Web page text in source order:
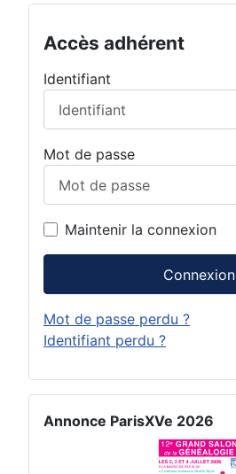
Accès adhérent
Identifiant
Mot de passe
Maintenir la connexion
Connexion
Mot de passe perdu ?
Identifiant perdu ?
Annonce ParisXVe 2026